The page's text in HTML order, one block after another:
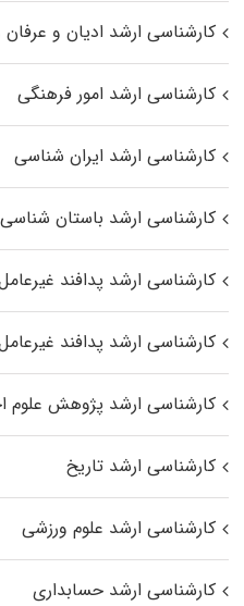
کارشناسی ارشد ادیان و
کارشناسی ارشد امور فرهنگی
کارشناسی ارشد ایران شناسی
کارشناسی ارشد باستان شناسی
کارشناسی ارشد پدافند
کارشناسی ارشد پدافند غیرعامل
کارشناسی ارشد پژوهش علوم
کارشناسی ارشد تاریخ
کارشناسی ارشد علوم ورزشی
کارشناسی ارشد حسابداری